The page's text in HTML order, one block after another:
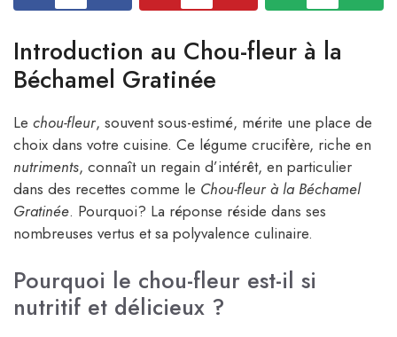
Introduction au Chou-fleur à la
Béchamel Gratinée
Le chou-fleur, souvent sous-estimé, mérite une place de
choix dans votre cuisine. Ce légume crucifère, riche en
nutriments, connaît un regain d’intérêt, en particulier
dans des recettes comme le Chou-fleur à la Béchamel
Gratinée. Pourquoi? La réponse réside dans ses
nombreuses vertus et sa polyvalence culinaire.
Pourquoi le chou-fleur est-il si
nutritif et délicieux ?